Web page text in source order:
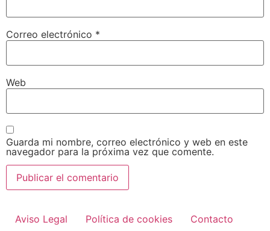
Correo electrónico *
Web
Guarda mi nombre, correo electrónico y web en este
navegador para la próxima vez que comente.
Aviso Legal Política de cookies Contacto